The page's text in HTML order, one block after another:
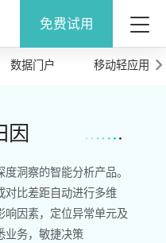
免费试用
数据门户 移动轻应用
因
洞察的智能分析产品。
对比差距自动进行多维
响因素，定位异常单元及
业务，敏捷决策